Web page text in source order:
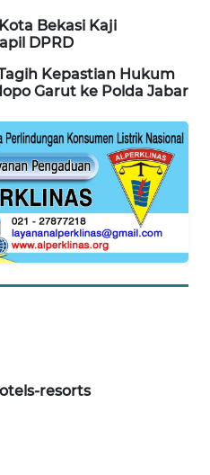
Bekasi Kaji
DPRD
Kepastian Hukum
Garut ke Polda Jabar
resorts